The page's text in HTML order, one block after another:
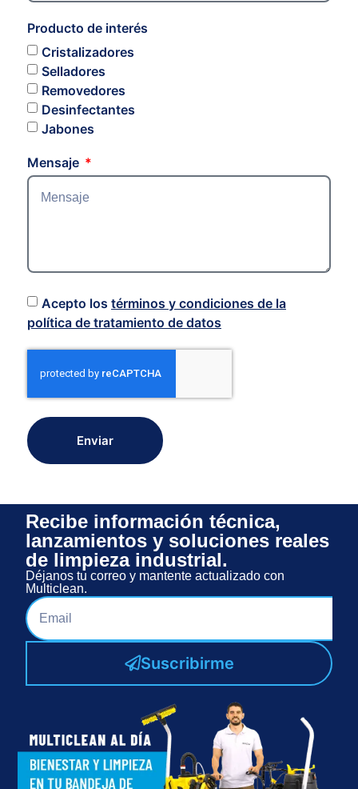
Producto de interés
Cristalizadores
Selladores
Removedores
Desinfectantes
Jabones
Mensaje
Acepto los términos y condiciones de la
política de tratamiento de datos
Enviar
Recibe información técnica,
lanzamientos y soluciones reales
de limpieza industrial.
Déjanos tu correo y mantente actualizado con
Multiclean.
Suscribirme